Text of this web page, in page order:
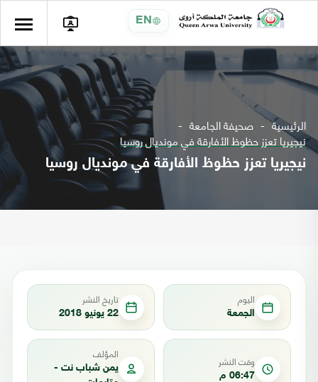
EN
الرئيسية صحيفة الجامعة
نيجيريا تعزز حظوظ الأفارقة في مونديال روسيا
نيجيريا تعزز حظوظ الأفارقة في مونديال روسيا
اليوم
الجمعة
تاريخ النشر
22 يونيو 2018
وقت النشر
06:47 م
المؤلف
يمن شباب نت -